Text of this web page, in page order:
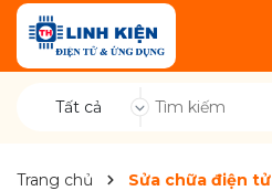
Tất cả
Trang chủ Sửa chữa điện tử